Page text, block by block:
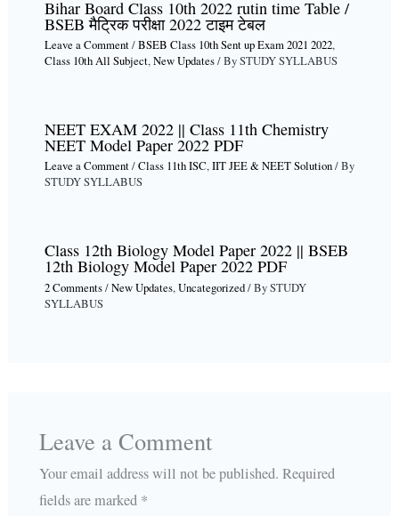
Bihar Board Class 10th 2022 rutin time Table /
BSEB मैट्रिक परीक्षा 2022 टाइम टेबल
Leave a Comment/BSEB Class 10th Sent up Exam 2021 2022,
Class 10th All Subject,New Updates/ BySTUDY SYLLABUS
NEET EXAM 2022 || Class 11th Chemistry
NEET Model Paper 2022 PDF
Leave a Comment/Class 11th ISC,IIT JEE & NEET Solution/ By
STUDY SYLLABUS
Class 12th Biology Model Paper 2022 || BSEB
12th Biology Model Paper 2022 PDF
2 Comments/New Updates,Uncategorized/ BySTUDY
SYLLABUS
Leave a Comment
Your email address will not be published. Required
fields are marked *